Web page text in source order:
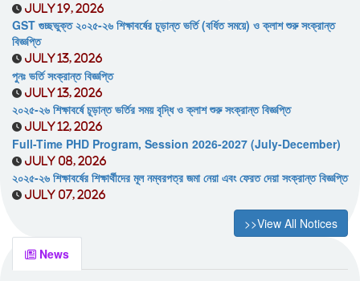
July 19, 2026
GST গুচ্ছভুক্ত ২০২৫-২৬ শিক্ষাবর্ষের চূড়ান্ত ভর্তি (বর্ধিত সময়ে) ও ক্লাশ শুরু সংক্রান্ত
বিজ্ঞপ্তি
July 13, 2026
পুনঃ ভর্তি সংক্রান্ত বিজ্ঞপ্তি
July 13, 2026
২০২৫-২৬ শিক্ষাবর্ষে চূড়ান্ত ভর্তির সময় বৃদ্ধি ও ক্লাশ শুরু সংক্রান্ত বিজ্ঞপ্তি
July 12, 2026
Full-Time PHD Program, Session 2026-2027 (July-December)
July 08, 2026
২০২৫-২৬ শিক্ষাবর্ষের শিক্ষার্থীদের মূল নম্বরপত্র জমা নেয়া এবং ফেরত দেয়া সংক্রান্ত বিজ্ঞপ্তি
July 07, 2026
>>View All Notices
News